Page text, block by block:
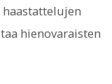
hienovaraisten